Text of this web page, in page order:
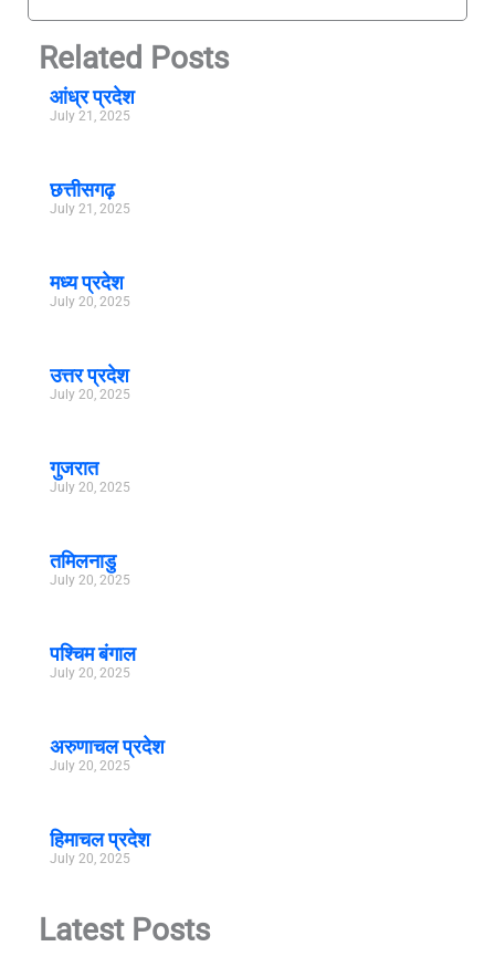
Related Posts
आंध्र प्रदेश
July 21, 2025
छत्तीसगढ़
July 21, 2025
मध्य प्रदेश
July 20, 2025
उत्तर प्रदेश
July 20, 2025
गुजरात
July 20, 2025
तमिलनाडु
July 20, 2025
पश्चिम बंगाल
July 20, 2025
अरुणाचल प्रदेश
July 20, 2025
हिमाचल प्रदेश
July 20, 2025
Latest Posts